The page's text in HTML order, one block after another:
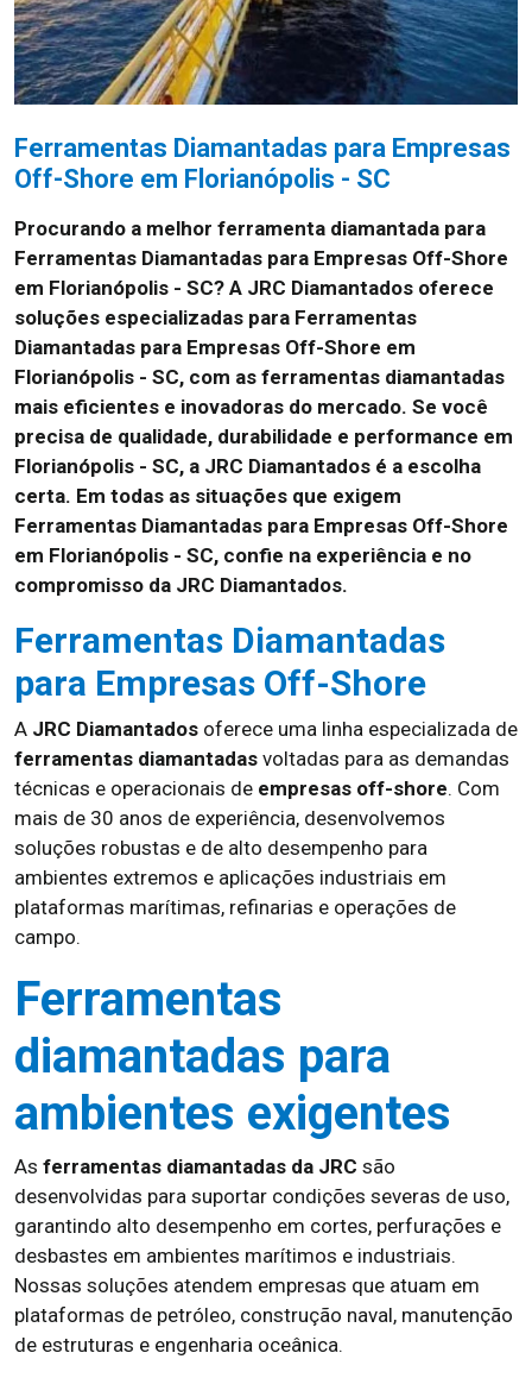
Ferramentas Diamantadas para Empresas
Off-Shore em Florianópolis - SC
Procurando a melhor ferramenta diamantada para
Ferramentas Diamantadas para Empresas Off-Shore
em Florianópolis - SC? A JRC Diamantados oferece
soluções especializadas para Ferramentas
Diamantadas para Empresas Off-Shore em
Florianópolis - SC, com as ferramentas diamantadas
mais eficientes e inovadoras do mercado. Se você
precisa de qualidade, durabilidade e performance em
Florianópolis - SC, a JRC Diamantados é a escolha
certa. Em todas as situações que exigem
Ferramentas Diamantadas para Empresas Off-Shore
em Florianópolis - SC, confie na experiência e no
compromisso da JRC Diamantados.
Ferramentas Diamantadas
para Empresas Off-Shore
A JRC Diamantados oferece uma linha especializada de
ferramentas diamantadas voltadas para as demandas
técnicas e operacionais de empresas off-shore. Com
mais de 30 anos de experiência, desenvolvemos
soluções robustas e de alto desempenho para
ambientes extremos e aplicações industriais em
plataformas marítimas, refinarias e operações de
campo.
Ferramentas
diamantadas para
ambientes exigentes
As ferramentas diamantadas da JRC são
desenvolvidas para suportar condições severas de uso,
garantindo alto desempenho em cortes, perfurações e
desbastes em ambientes marítimos e industriais.
Nossas soluções atendem empresas que atuam em
plataformas de petróleo, construção naval, manutenção
de estruturas e engenharia oceânica.